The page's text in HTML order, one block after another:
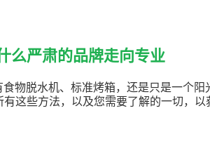
么严肃的品牌走向专业
物脱水机、标准烤箱，还是只是一个阳
这些方法，以及您需要了解的一切，以